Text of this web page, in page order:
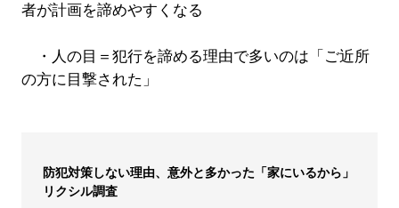
者が計画を諦めやすくなる
・人の目＝犯行を諦める理由で多いのは「ご近所
の方に目撃された」
防犯対策しない理由、意外と多かった「家にいるから」
リクシル調査